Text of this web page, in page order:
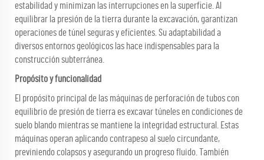
estabilidad y minimizan las interrupciones en la superficie. Al
equilibrar la presión de la tierra durante la excavación, garantizan
operaciones de túnel seguras y eficientes. Su adaptabilidad a
diversos entornos geológicos las hace indispensables para la
construcción subterránea.
Propósito y funcionalidad
El propósito principal de las máquinas de perforación de tubos con
equilibrio de presión de tierra es excavar túneles en condiciones de
suelo blando mientras se mantiene la integridad estructural. Estas
máquinas operan aplicando contrapeso al suelo circundante,
previniendo colapsos y asegurando un progreso fluido. También